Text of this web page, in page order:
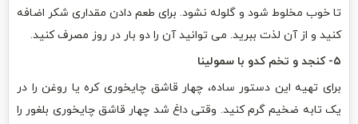
تا خوب مخلوط شود و گلوله نشود. برای طعم دادن مقداری شکر اضافه
کنید و از آن لذت ببرید. می توانید آن را دو بار در روز مصرف کنید.
۵- کنجد و تخم کدو با سمولینا
برای تهیه این دستور ساده، چهار قاشق چایخوری کره یا روغن را در
یک تابه ضخیم گرم کنید. وقتی داغ شد چهار قاشق چایخوری بلغور را